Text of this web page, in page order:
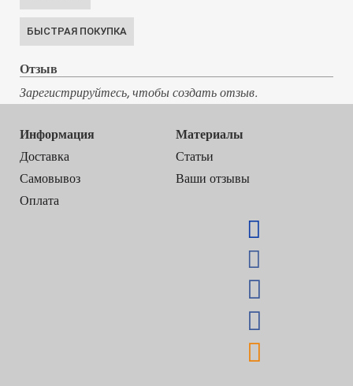
Отзыв
Зарегистрируйтесь, чтобы создать отзыв.
Информация
Доставка
Самовывоз
Оплата
Материалы
Статьи
Ваши отзывы